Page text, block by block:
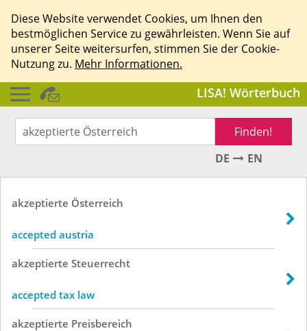
Diese Website verwendet Cookies, um Ihnen den
bestmöglichen Service zu gewährleisten. Wenn Sie auf
unserer Seite weitersurfen, stimmen Sie der Cookie-
Nutzung zu. Mehr Informationen.
LISA! Wörterbuch
Finden!
DE
EN
akzeptierte Österreich
accepted austria
akzeptierte Steuerrecht
accepted tax law
akzeptierte Preisbereich